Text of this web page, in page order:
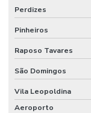
Etiquetas Bopp
Etiquetas Bopp Sem
Etiquetas Brancas
Etiquetas Couche
Perdizes
Pinheiros
Raposo Tavares
São Domingos
Vila Leopoldina
Aeroporto